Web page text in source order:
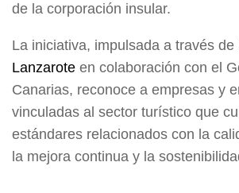
de la corporación insular.
La iniciativa, impulsada a través de
Lanzarote en colaboración con el
Canarias, reconoce a empresas y
vinculadas al sector turístico que
estándares relacionados con la
la mejora continua y la